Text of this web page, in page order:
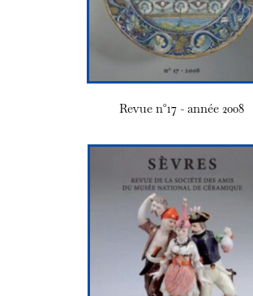
Revue n°17 - année 2008